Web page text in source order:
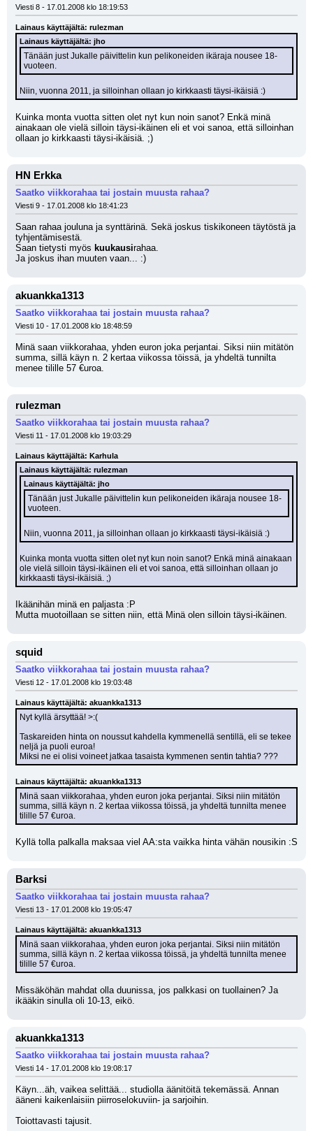
Viesti 8 - 17.01.2008 klo 18:19:53
Lainaus käyttäjältä: rulezman
Lainaus käyttäjältä: jho
Tänään just Jukalle päivittelin kun pelikoneiden ikäraja nousee 18-
vuoteen.
Niin, vuonna 2011, ja silloinhan ollaan jo kirkkaasti täysi-ikäisiä :)
Kuinka monta vuotta sitten olet nyt kun noin sanot? Enkä minä
ainakaan ole vielä silloin täysi-ikäinen eli et voi sanoa, että silloinhan
ollaan jo kirkkaasti täysi-ikäisiä. ;)
HN Erkka
Saatko viikkorahaa tai jostain muusta rahaa?
Viesti 9 - 17.01.2008 klo 18:41:23
Saan rahaa jouluna ja synttärinä. Sekä joskus tiskikoneen täytöstä ja
tyhjentämisestä.
Saan tietysti myös kuukausirahaa.
Ja joskus ihan muuten vaan... :)
akuankka1313
Saatko viikkorahaa tai jostain muusta rahaa?
Viesti 10 - 17.01.2008 klo 18:48:59
Minä saan viikkorahaa, yhden euron joka perjantai. Siksi niin mitätön
summa, sillä käyn n. 2 kertaa viikossa töissä, ja yhdeltä tunnilta
menee tilille 57 €uroa.
rulezman
Saatko viikkorahaa tai jostain muusta rahaa?
Viesti 11 - 17.01.2008 klo 19:03:29
Lainaus käyttäjältä: Karhula
Lainaus käyttäjältä: rulezman
Lainaus käyttäjältä: jho
Tänään just Jukalle päivittelin kun pelikoneiden ikäraja nousee 18-
vuoteen.
Niin, vuonna 2011, ja silloinhan ollaan jo kirkkaasti täysi-ikäisiä :)
Kuinka monta vuotta sitten olet nyt kun noin sanot? Enkä minä ainakaan
ole vielä silloin täysi-ikäinen eli et voi sanoa, että silloinhan ollaan jo
kirkkaasti täysi-ikäisiä. ;)
Ikäänihän minä en paljasta :P
Mutta muotoillaan se sitten niin, että Minä olen silloin täysi-ikäinen.
squid
Saatko viikkorahaa tai jostain muusta rahaa?
Viesti 12 - 17.01.2008 klo 19:03:48
Lainaus käyttäjältä: akuankka1313
Nyt kyllä ärsyttää! >:(
Taskareiden hinta on noussut kahdella kymmenellä sentillä, eli se tekee
neljä ja puoli euroa!
Miksi ne ei olisi voineet jatkaa tasaista kymmenen sentin tahtia? ???
Lainaus käyttäjältä: akuankka1313
Minä saan viikkorahaa, yhden euron joka perjantai. Siksi niin mitätön
summa, sillä käyn n. 2 kertaa viikossa töissä, ja yhdeltä tunnilta menee
tilille 57 €uroa.
Kyllä tolla palkalla maksaa viel AA:sta vaikka hinta vähän nousikin :S
Barksi
Saatko viikkorahaa tai jostain muusta rahaa?
Viesti 13 - 17.01.2008 klo 19:05:47
Lainaus käyttäjältä: akuankka1313
Minä saan viikkorahaa, yhden euron joka perjantai. Siksi niin mitätön
summa, sillä käyn n. 2 kertaa viikossa töissä, ja yhdeltä tunnilta menee
tilille 57 €uroa.
Missäköhän mahdat olla duunissa, jos palkkasi on tuollainen? Ja
ikääkin sinulla oli 10-13, eikö.
akuankka1313
Saatko viikkorahaa tai jostain muusta rahaa?
Viesti 14 - 17.01.2008 klo 19:08:17
Käyn...äh, vaikea selittää... studiolla äänitöitä tekemässä. Annan
ääneni kaikenlaisiin piirroselokuviin- ja sarjoihin.
Toiottavasti tajusit.